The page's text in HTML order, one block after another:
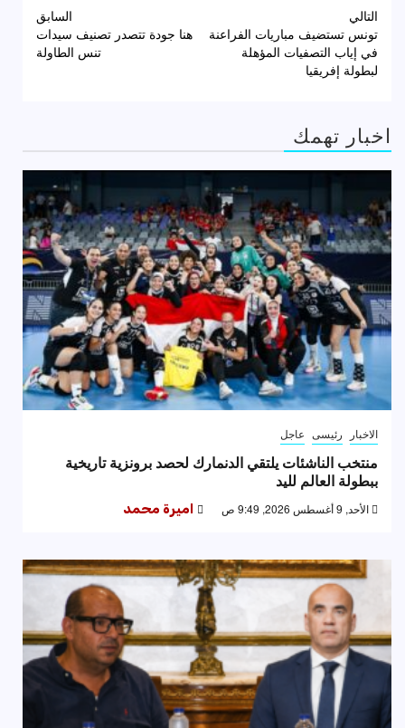
تصفّح
المقالات
السابق
هنا جودة تتصدر تصنيف سيدات
تنس الطاولة
التالي
تونس تستضيف مباريات الفراعنة
في إياب التصفيات المؤهلة
لبطولة إفريقيا
اخبار تهمك
الاخبار رئيسى عاجل
منتخب الناشئات يلتقي الدنمارك لحصد برونزية تاريخية
ببطولة العالم لليد
الأحد, 9 أغسطس 2026, 9:49 ص اميرة محمد